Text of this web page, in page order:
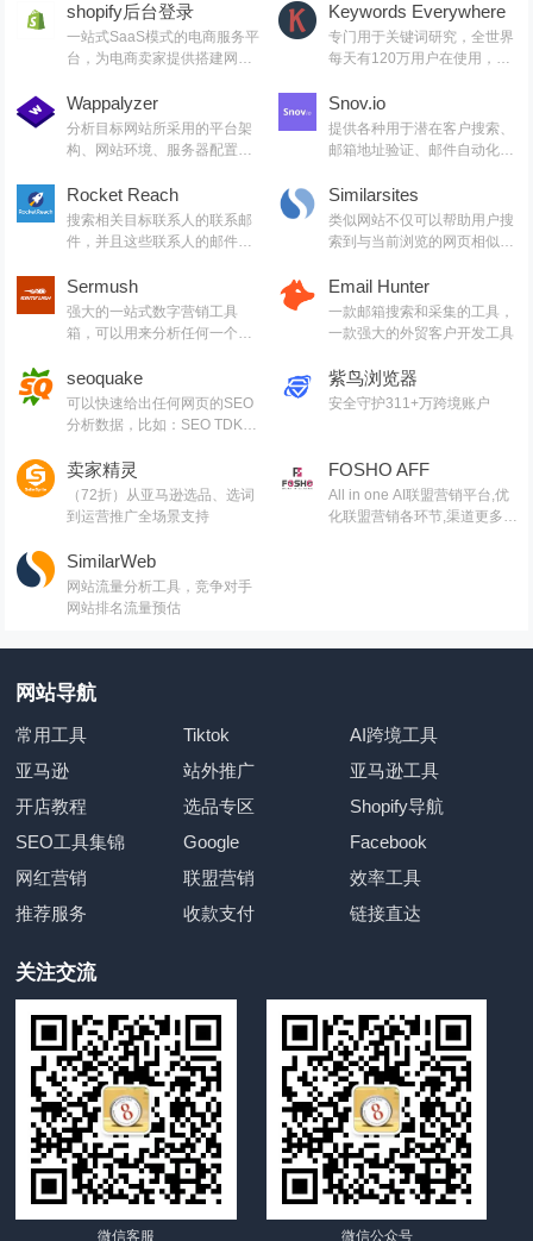
每天数十亿的搜索数据，告诉
用户某一关键词或者话题各个
时期下在谷歌搜索引擎中展示
和网页
shopify后台登录
一站式SaaS模式的电商服务平
台，为电商卖家提供搭建网店
营销、售卖、支付、物流等服
务
Keywords Everywhere
专门用于关键词研究，全世界
每天有120万用户在使用，支
Amazon，Instagram，eBay
等众多知名网站
Wappalyzer
分析目标网站所采用的平台架
构、网站环境、服务器配置环
言等参数的chrome网站技术分
析插件
Snov.io
提供各种用于潜在客户搜索、
邮箱地址验证、邮件自动化发
Rocket Reach
搜索相关目标联系人的联系邮
件，并且这些联系人的邮件都
Similarsites
类似网站不仅可以帮助用户搜
索到与当前浏览的网页相似的
获取资源
Sermush
强大的一站式数字营销工具
箱，可以用来分析任何一个网
排名，外链等数据
Email Hunter
一款邮箱搜索和采集的工具，
一款强大的外贸客户开发工具
seoquake
可以快速给出任何网页的SEO
分析数据，比如：SEO TDK、
同的关键词的密度、图片优化
情况等等
紫鸟浏览器
安全守护311+万跨境账户
卖家精灵
（72折）从亚马逊选品、选词
到运营推广全场景支持
FOSHO AFF
All in one AI联盟营销平台,优
化联盟营销各环节,渠道更多元,
SimilarWeb
网站流量分析工具，竞争对手
网站排名流量预估
网站导航
常用工具 Tiktok
AI跨境工具
亚马逊
站外推广
亚马逊工具
开店教程
选品专区
Shopify导航
SEO工具集锦
Google
Facebook
网红营销
联盟营销
效率工具
推荐服务
收款支付 链接直达
关注交流
微信客服 微信公众号